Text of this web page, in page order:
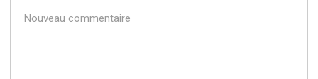
commentaire*